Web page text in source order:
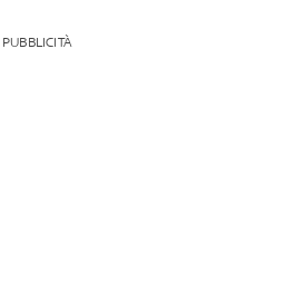
PUBBLICITÀ